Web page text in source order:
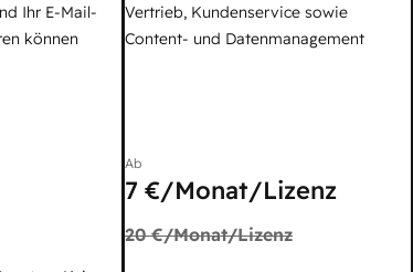
Ihr E-Mail-
können
Vertrieb, Kundenservice sowie
Content- und Datenmanagement
Ab
7 €/Monat/Lizenz
20 €/Monat/Lizenz